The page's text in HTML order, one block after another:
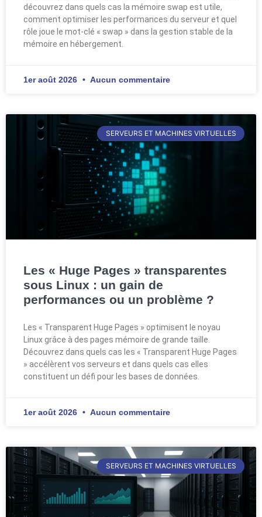
découvrez dans quels cas la mémoire swap est utile,
comment optimiser les performances du serveur et quel
rôle joue le mot-clé « swap » dans la gestion stable de la
mémoire en hébergement.
1er août 2026 Aucun commentaire
SERVEURS ET MACHINES VIRTUELLES
Les « Huge Pages » transparentes
sous Linux : un gain de
performances ou un problème ?
Les « Transparent Huge Pages » optimisent le noyau
Linux grâce à des pages mémoire de grande taille.
Découvrez dans quels cas les « Transparent Huge Pages
» accélèrent vos serveurs et dans quels cas elles
constituent un défi pour les bases de données.
1er août 2026 Aucun commentaire
SERVEURS ET MACHINES VIRTUELLES